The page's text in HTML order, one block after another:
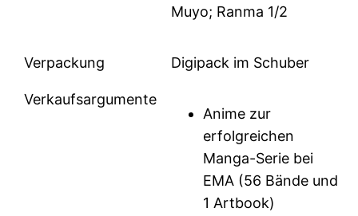
Muyo; Ranma 1/2
Verpackung Digipack im Schuber
Verkaufsargumente
Anime zur
erfolgreichen
Manga-Serie bei
EMA (56 Bände und
1 Artbook)